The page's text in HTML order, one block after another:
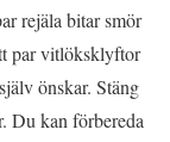
rejäla bitar smör
par vitlöksklyftor
önskar. Stäng
Du kan förbereda